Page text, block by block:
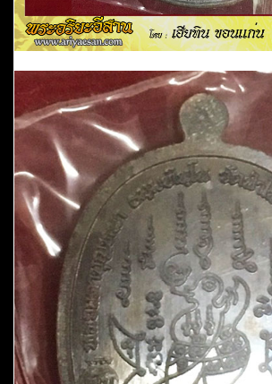
วัด
ป่า
โสตถิ
พล
สกลนคร
ชิ้น